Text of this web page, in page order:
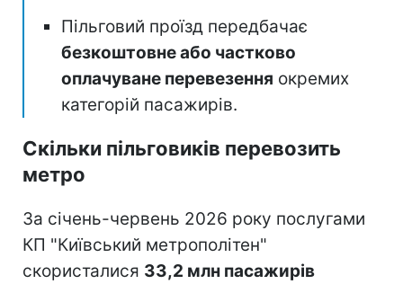
Пільговий проїзд передбачає
безкоштовне або частково
оплачуване перевезення окремих
категорій пасажирів.
Скільки пільговиків перевозить
метро
За січень-червень 2026 року послугами
КП "Київський метрополітен"
скористалися 33,2 млн пасажирів